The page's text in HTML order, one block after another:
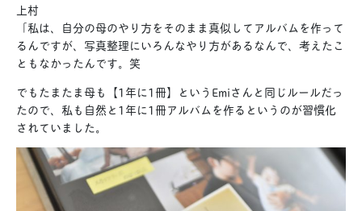
上村
「私は、自分の母のやり方をそのまま真似してアルバムを作って
るんですが、写真整理にいろんなやり方があるなんで、考えたこ
ともなかったんです。笑
でもたまたま母も【1年に1冊】というEmiさんと同じルールだっ
たので、私も自然と1年に1冊アルバムを作るというのが習慣化
されていました。